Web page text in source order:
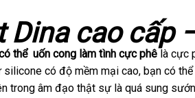
cao cấp
thể uốn cong làm tình cực phê là cực
có độ mềm mại caobền
, bạn nhập
hàng
có
trong âm đạo thật sự là bảng
quá sung